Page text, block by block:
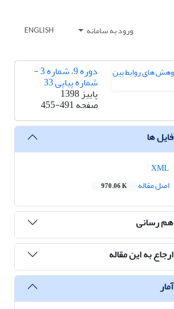
ورود به سامانه ENGLISH
دوره 9، شماره 3 -
شماره پیاپی 33
پاییز 1398
صفحه455-491
فایل ها
اصل مقاله
970.06 K
هم رسانی
ارجاع به این مقاله
آمار